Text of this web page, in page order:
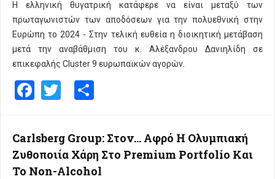
Η ελληνική θυγατρική κατάφερε να είναι μεταξύ των
πρωταγωνιστών των αποδόσεων για την πολυεθνική στην
Ευρώπη το 2024 - Στην τελική ευθεία η διοικητική μετάβαση
μετά την αναβάθμιση του κ. Αλέξανδρου Δανιηλίδη σε
επικεφαλής Cluster 9 ευρωπαϊκών αγορών.
Facebook
Twitter
Carlsberg Group: Στον… Αφρό Η Ολυμπιακή
Ζυθοποιία Χάρη Στο Premium Portfolio Και
Το Non-Alcohol